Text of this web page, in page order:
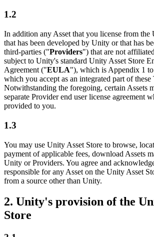
Jeux multijoueur
Simplifiez le développement de jeux
1.2
In addition any Asset that you license from the
that has been developed by Unity or that has
third-parties ("Providers") that are not
subject to Unity's standard Unity Asset Store
Agreement ("EULA"), which is Appendix 1 to
which you accept as an integrated part of these
Notwithstanding the foregoing, certain Assets
separate Provider end user license agreement
provided to you.
1.3
You may use Unity Asset Store to browse,
payment of applicable fees, download Assets
Unity or Providers. You agree and
responsible for any Asset on the Unity Asset
from a source other than Unity.
2. Unity's provision of the
Store